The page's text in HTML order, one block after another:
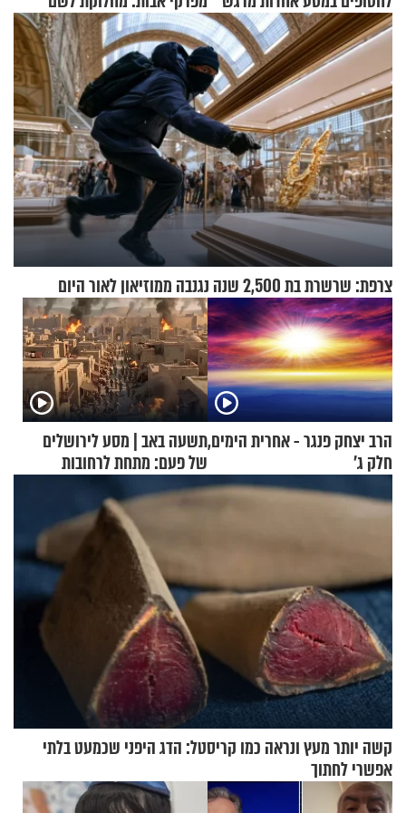
שמיים
צרפת: שרשרת בת 2,500 שנה נגנבה ממוזיאון לאור היום
הרב יצחק פנגר - אחרית הימים,
חלק ג’
תשעה באב | מסע לירושלים
של פעם: מתחת לרחובות
ירושלים
קשה יותר מעץ ונראה כמו קריסטל: הדג היפני שכמעט בלתי
אפשרי לחתוך